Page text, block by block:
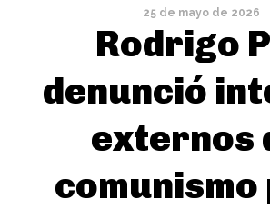
25 de mayo de 2026
Rodrigo
denunció
externos